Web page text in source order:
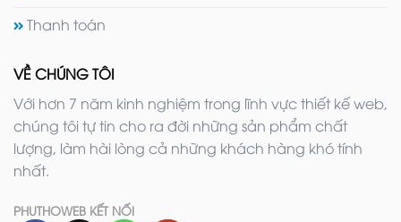
Thanh toán
VỀ CHÚNG TÔI
Với hơn 7 năm kinh nghiệm trong lĩnh vực thiết kế web,
chúng tôi tự tin cho ra đời những sản phẩm chất
lượng, làm hài lòng cả những khách hàng khó tính
nhất.
PHUTHOWEB KẾT NỐI